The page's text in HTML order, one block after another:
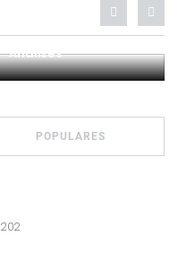
Análises
POPULARES
202